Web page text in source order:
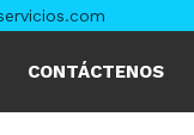
CONTÁCTENOS